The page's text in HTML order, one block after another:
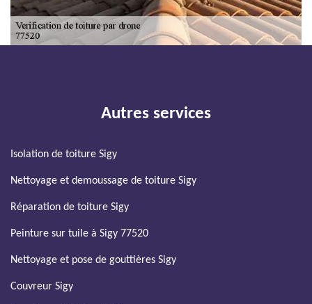
Autres services
Isolation de toiture Sigy
Nettoyage et demoussage de toiture Sigy
Réparation de toiture Sigy
Peinture sur tuile à Sigy 77520
Nettoyage et pose de gouttières Sigy
Couvreur Sigy